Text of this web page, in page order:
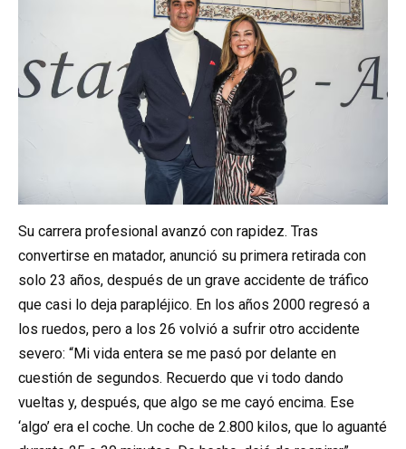
Su carrera profesional avanzó con rapidez. Tras
convertirse en matador, anunció su primera retirada con
solo 23 años, después de un grave accidente de tráfico
que casi lo deja parapléjico. En los años 2000 regresó a
los ruedos, pero a los 26 volvió a sufrir otro accidente
severo: “Mi vida entera se me pasó por delante en
cuestión de segundos. Recuerdo que vi todo dando
vueltas y, después, que algo se me cayó encima. Ese
‘algo’ era el coche. Un coche de 2.800 kilos, que lo aguanté